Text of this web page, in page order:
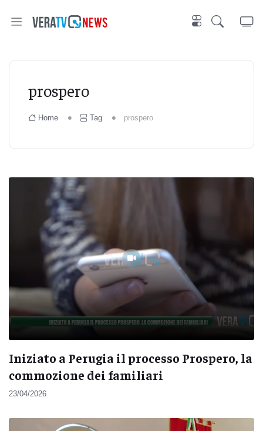
prospero
Home Tag prospero
Iniziato a Perugia il processo Prospero, la
commozione dei familiari
23/04/2026